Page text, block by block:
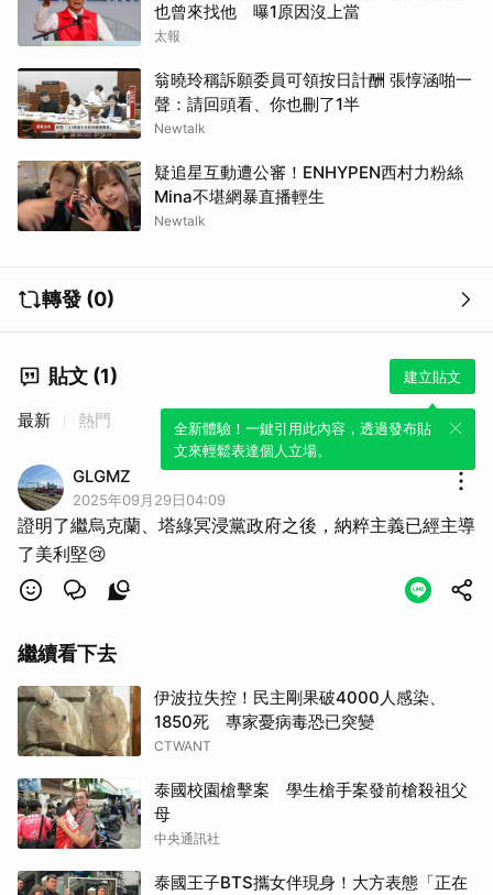
也曾來找他 曝1原因沒上當
太報
翁曉玲稱訴願委員可領按日計酬 張惇涵啪一
聲：請回頭看、你也刪了1半
Newtalk
疑追星互動遭公審！ENHYPEN西村力粉絲
Mina不堪網暴直播輕生
Newtalk
轉發 (0)
貼文 (1) 建立貼文
全新體驗！一鍵引用此內容，透過發布貼
文來輕鬆表達個人立場。
最新 熱門
GLGMZ
2025年09月29日04:09
證明了繼烏克蘭、塔綠冥浸黨政府之後，納粹主義已經主導
了美利堅😢
繼續看下去
伊波拉失控！民主剛果破4000人感染、
1850死 專家憂病毒恐已突變
CTWANT
泰國校園槍擊案 學生槍手案發前槍殺祖父
母
中央通訊社
泰國王子BTS攜女伴現身！大方表態「正在